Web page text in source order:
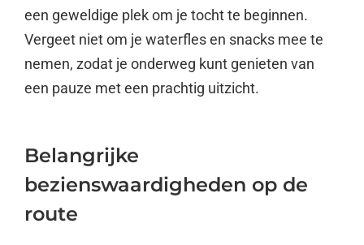
een geweldige plek om je tocht te beginnen.
Vergeet niet om je waterfles en snacks mee te
nemen, zodat je onderweg kunt genieten van
een pauze met een prachtig uitzicht.
Belangrijke
bezienswaardigheden op de
route